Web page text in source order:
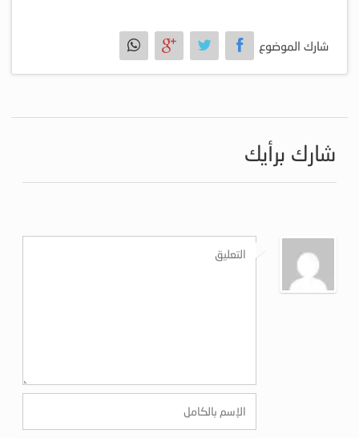
شارك الموضوع
شارك برأيك